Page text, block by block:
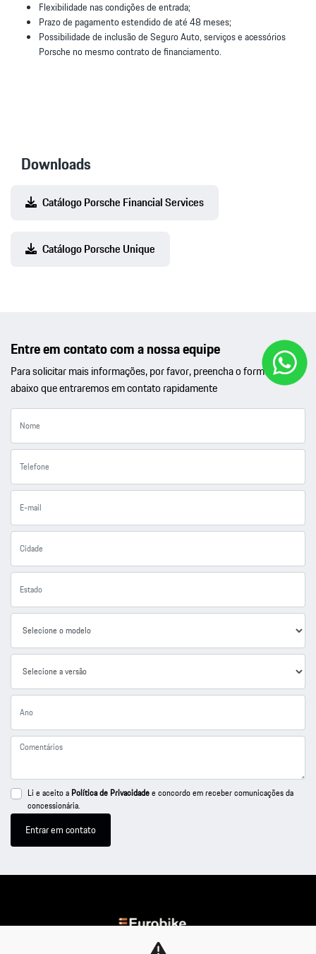
Flexibilidade nas condições de entrada;
Prazo de pagamento estendido de até 48 meses;
Possibilidade de inclusão de Seguro Auto, serviços e acessórios
Porsche no mesmo contrato de financiamento.
Downloads
Catálogo Porsche Financial Services
Catálogo Porsche Unique
Entre em contato com a nossa equipe
Para solicitar mais informações, por favor, preencha o formulário
abaixo que entraremos em contato rapidamente
Li e aceito a Política de Privacidadee concordo em receber comunicações da
concessionária.
Entrar em contato